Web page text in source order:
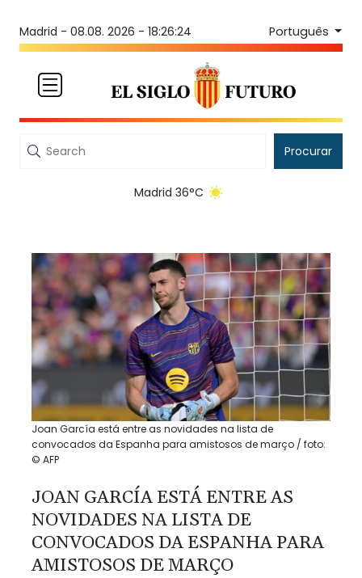
Madrid - 08.08. 2026 - 18:26:24 Português
Procurar
Madrid 36°C
Joan García está entre as novidades na lista de
convocados da Espanha para amistosos de março / foto:
© AFP
JOAN GARCÍA ESTÁ ENTRE AS
NOVIDADES NA LISTA DE
CONVOCADOS DA ESPANHA PARA
AMISTOSOS DE MARÇO